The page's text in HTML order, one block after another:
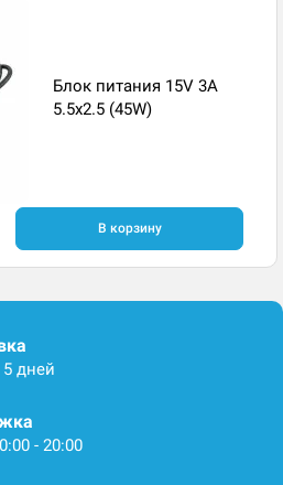
Блок питания 15V 3A
5.5x2.5 (45W)
В корзину
дней
- 20:00